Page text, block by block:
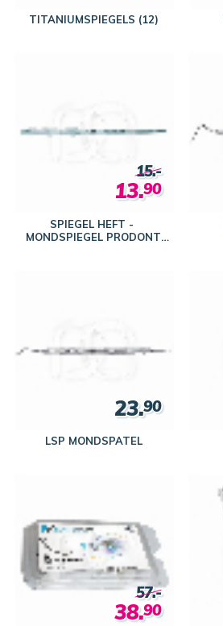
TITANIUMSPIEGELS (12)
SPIEGEL HEFT -
MONDSPIEGEL PRODONT
15.-
13.90
LSP MONDSPATEL
23.90
57.-
38.90